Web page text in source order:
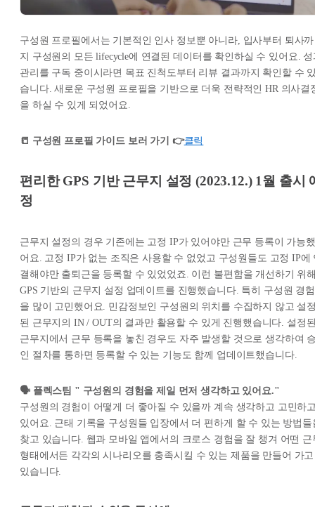
구성원 프로필에서는 기본적인 인사 정보뿐 아니라, 입사부터 퇴사까
지 구성원의 모든 lifecycle에 연결된 데이터를 확인하실 수 있어요. 성
관리를 구독 중이시라면 목표 진척도부터 리뷰 결과까지 확인할 수
습니다. 새로운 구성원 프로필을 기반으로 더욱 전략적인 HR 의사결
을 하실 수 있게 되었어요.
📒 구성원 프로필 가이드 보러 가기 👉클릭
편리한 GPS 기반 근무지 설정 (2023.12.) 1월 출시
정
근무지 설정의 경우 기존에는 고정 IP가 있어야만 근무 등록이 가능했
어요. 고정 IP가 없는 조직은 사용할 수 없었고 구성원들도 고정 IP에
결해야만 출퇴근을 등록할 수 있었었죠. 이런 불편함을 개선하기 위
GPS 기반의 근무지 설정 업데이트를 진행했습니다. 특히 구성원 경험
을 많이 고민했어요. 민감정보인 구성원의 위치를 수집하지 않고 설
된 근무지의 IN / OUT의 결과만 활용할 수 있게 진행했습니다. 설정
근무지에서 근무 등록을 놓친 경우도 자주 발생할 것으로 생각하여
인 절차를 통하면 등록할 수 있는 기능도 함께 업데이트했습니다.
🗣️ 플렉스팀 " 구성원의 경험을 제일 먼저 생각하고 있어요."
구성원의 경험이 어떻게 더 좋아질 수 있을까 계속 생각하고 고민하
있어요. 근태 기록을 구성원들 입장에서 더 편하게 할 수 있는 방법들
찾고 있습니다. 웹과 모바일 앱에서의 크로스 경험을 잘 챙겨 어떤 근
형태에서든 각각의 시나리오를 충족시킬 수 있는 제품을 만들어 가고
있습니다.